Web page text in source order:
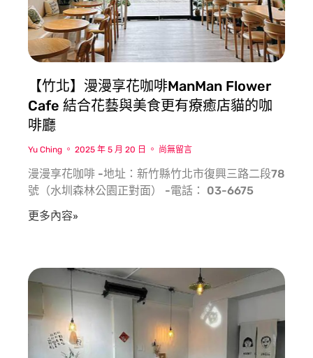
【竹北】漫漫享花咖啡ManMan Flower
Cafe 結合花藝與美食更有療癒店貓的咖
啡廳
Yu Ching 2025 年 5 月 20 日 尚無留言
漫漫享花咖啡 -地址：新竹縣竹北市復興三路二段78
號（水圳森林公園正對面） -電話： 03-6675
更多內容»